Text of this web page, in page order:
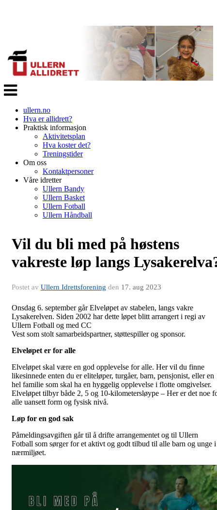
Veksle
navigasjon
ullern.no
Hva er allidrett?
Praktisk informasjon
Aktivitetsplan
Hva koster det?
Treningstider
Om oss
Kontaktpersoner
Våre idretter
Ullern Bandy
Ullern Basket
Ullern Fotball
Ullern Håndball
Vil du bli med på høstens
vakreste løp langs
Postet av Ullern Idrettsforening den 17. aug 2023
Onsdag 6. september går Elveløpet av stabelen, langs vakre
Lysakerelven. Siden 2002 har dette løpet blitt arrangert i regi av
Ullern Fotball og med CC
Vest som stolt samarbeidspartner, støttespiller og sponsor.
Elveløpet er for alle
Elveløpet skal være en god opplevelse for alle. Her vil du finne
likesinnede enten du er eliteløper, turgåer, barn, pensjonist, eller en
hel familie som skal ha en hyggelig opplevelse i flotte omgivelser.
Elveløpet tilbyr både 2, 5 og 10-kilometersløype – Her er det noe
alle uansett form og fysisk nivå.
Løp for en god sak
Påmeldingsavgiften går til å drifte arrangementet og til Ullern
Fotball som sørger for et aktivt og godt tilbud til alle barn og unge i
nærmiljøet.